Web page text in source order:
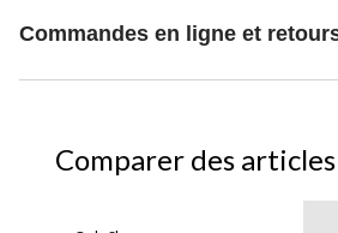
Commandes en ligne et
Comparer des